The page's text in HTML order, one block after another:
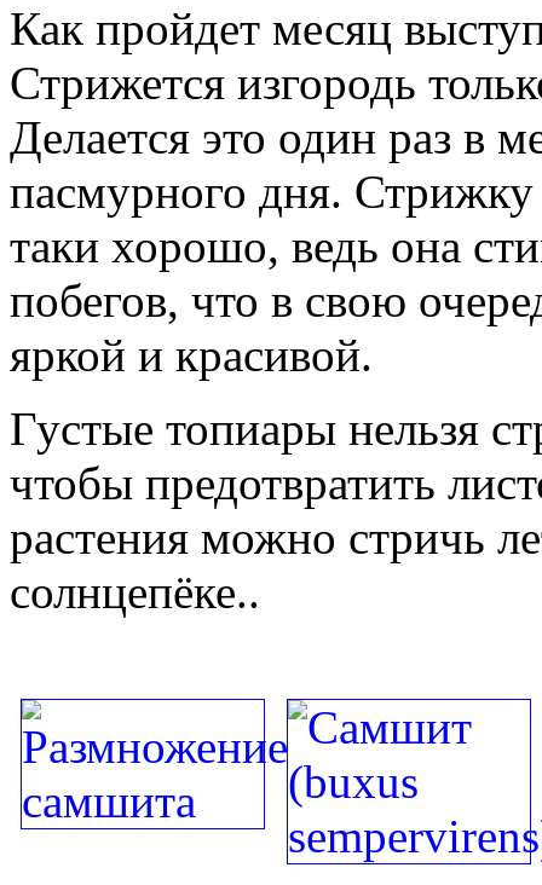
Как пройдет месяц
Стрижется изгородь
Делается это один раз в
пасмурного дня.
таки хорошо, ведь она
побегов, что в свою
яркой и красивой.
Густые топиары нельзя
чтобы предотвратить
растения можно стричь
солнцепёке..